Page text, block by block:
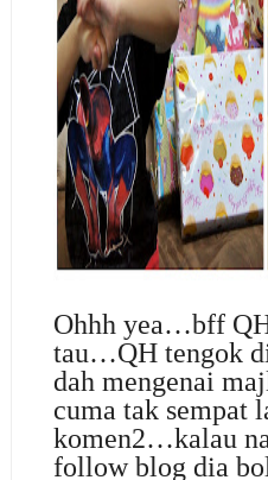
Ohhh yea…bff
tau…QH tengok
dah mengenai
cuma tak sempat
komen2…kalau
follow blog dia